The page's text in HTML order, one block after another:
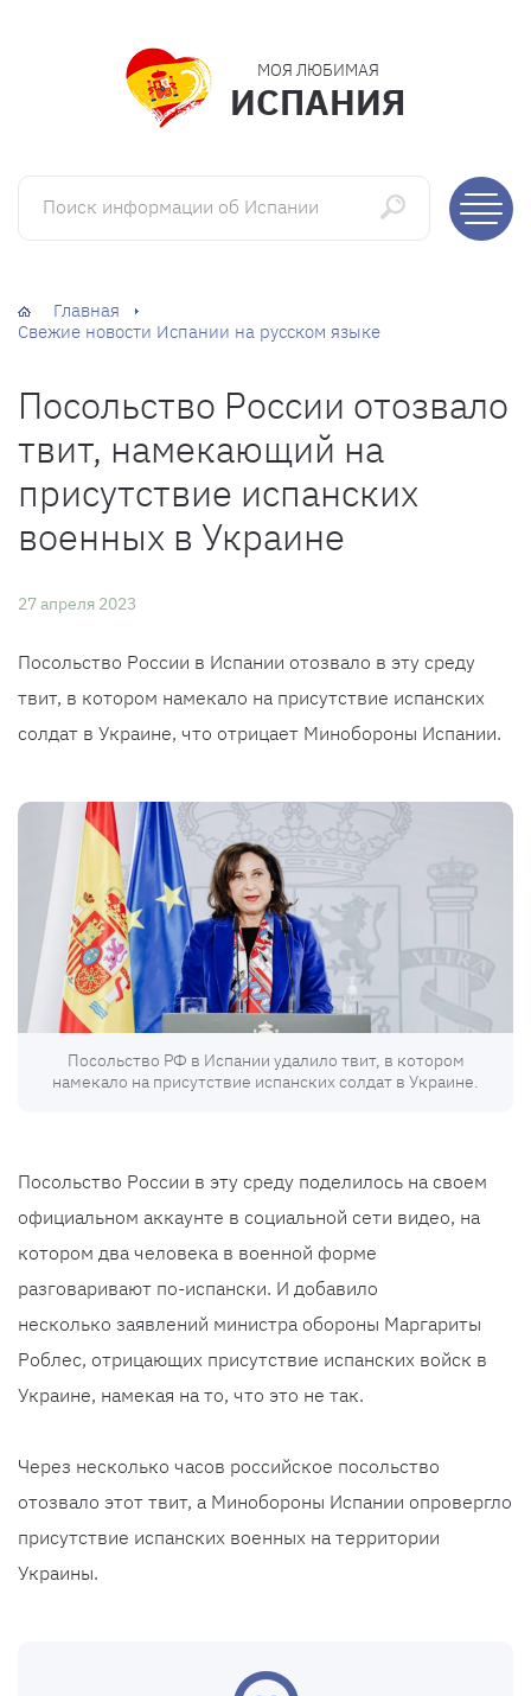
МОЯ ЛЮБИМАЯ
ИСПАНИЯ
Поиск информации об Испании
Главная
Свежие новости Испании на русском языке
Посольство России отозвало
твит, намекающий на
присутствие испанских
военных в Украине
27 апреля 2023
Посольство России в Испании отозвало в эту среду
твит, в котором намекало на присутствие испанских
солдат в Украине, что отрицает Минобороны Испании.
Посольство РФ в Испании удалило твит, в котором
намекало на присутствие испанских солдат в Украине.
Посольство России в эту среду поделилось на своем
официальном аккаунте в социальной сети видео, на
котором два человека в военной форме
разговаривают по-испански. И добавило
несколько заявлений министра обороны Маргариты
Роблес, отрицающих присутствие испанских войск в
Украине, намекая на то, что это не так.
Через несколько часов российское посольство
отозвало этот твит, а Минобороны Испании опровергло
присутствие испанских военных на территории
Украины.